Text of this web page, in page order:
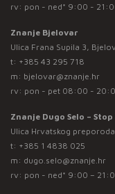
rv: pon - ned* 9:00 -
Znanje Bjelovar
Ulica Frana Supila 3,
t: +385 43 295 718
m: bjelovar@znanje.hr
rv: pon - pet 08:00 -
Znanje Dugo Selo – Stop
Ulica Hrvatskog
t: +385 1 4838 025
m: dugo.selo@znanje.hr
rv: pon - ned* 9:00 –